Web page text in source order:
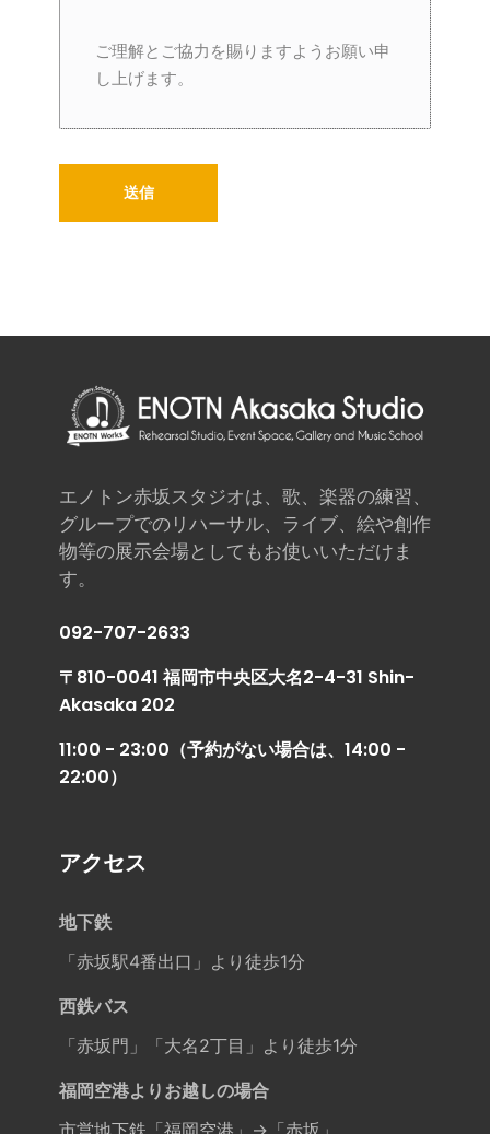
ご理解とご協力を賜りますようお願い申
し上げます。
エノトン赤坂スタジオは、歌、楽器の練習、
グループでのリハーサル、ライブ、絵や創作
物等の展示会場としてもお使いいただけま
す。
092-707-2633
〒810-0041 福岡市中央区大名2-4-31 Shin-
Akasaka 202
11:00 - 23:00（予約がない場合は、14:00 -
22:00）
アクセス
地下鉄
「赤坂駅4番出口」より徒歩1分
西鉄バス
「赤坂門」「大名2丁目」より徒歩1分
福岡空港よりお越しの場合